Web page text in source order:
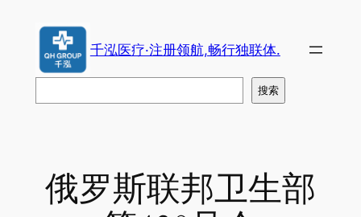
千泓医疗·注册领航,畅行独联体.
索
搜索
俄罗斯联邦卫生部